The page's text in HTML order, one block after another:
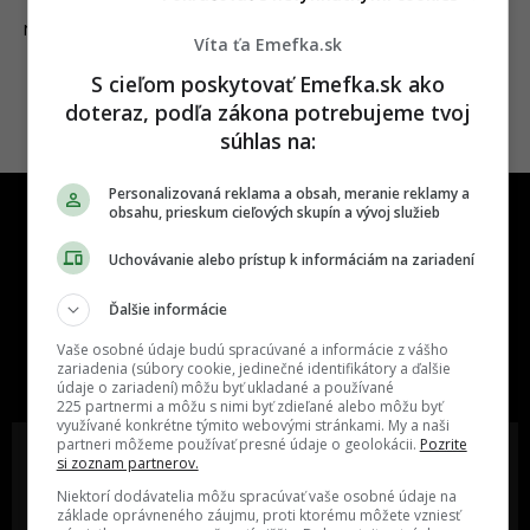
NEWS
slovenskom internete, next time
najzabávnejšie miesto na svete
Oslov reklamou viac ako milión
Vieš o niečom zaujímavom alebo
Víta ťa Emefka.sk
S cieľom poskytovať Emefka.sk ako
doteraz, podľa zákona potrebujeme tvoj
súhlas na:
Personalizovaná reklama a obsah, meranie reklamy a
obsahu, prieskum cieľových skupín a vývoj služieb
Uchovávanie alebo prístup k informáciám na zariadení
Ďalšie informácie
Vaše osobné údaje budú spracúvané a informácie z vášho
zariadenia (súbory cookie, jedinečné identifikátory a ďalšie
údaje o zariadení) môžu byť ukladané a používané
225 partnermi a môžu s nimi byť zdieľané alebo môžu byť
využívané konkrétne týmito webovými stránkami. My a naši
partneri môžeme používať presné údaje o geolokácii. Pozrite
si zoznam partnerov.
Niektorí dodávatelia môžu spracúvať vaše osobné údaje na
základe oprávneného záujmu, proti ktorému môžete vzniesť